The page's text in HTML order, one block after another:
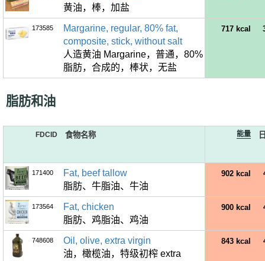
黄油，棒，加盐
173585
Margarine, regular, 80% fat,
composite, stick, without salt
人造黄油 Margarine，普通，80%
脂肪，合成的，棒状，无盐
717 kcal
脂肪和油
FDCID 食物名称 能量
171400
Fat, beef tallow
脂肪、牛脂油、牛油
902 kcal
173564
Fat, chicken
脂肪、鸡脂油、鸡油
900 kcal
748608
Oil, olive, extra virgin
油，橄榄油，特级初榨 extra
843 kcal